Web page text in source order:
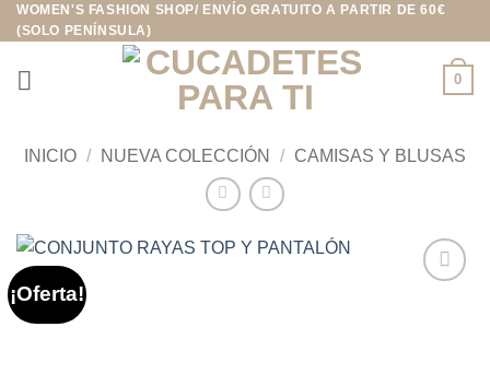
Saltar
al
contenido
WOMEN'S FASHION SHOP/ ENVÍO GRATUITO A PARTIR DE 60€
(SOLO PENÍNSULA)
0
INICIO / NUEVA COLECCIÓN / CAMISAS Y BLUSAS
¡Oferta!